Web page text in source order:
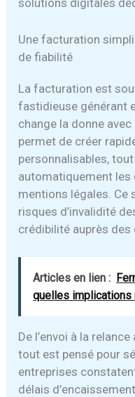
Une facturation
de fiabilité
La facturation est
fastidieuse générant
change la donne
permet de créer
personnalisables,
automatiquement les
mentions légales. Ce
risques d’invalidité
crédibilité auprès des
Articles en lien :
quelles
De l’envoi à la
tout est pensé pour
entreprises
délais